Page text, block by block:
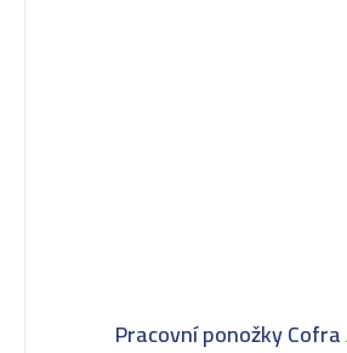
Pracovní ponožky Cofra